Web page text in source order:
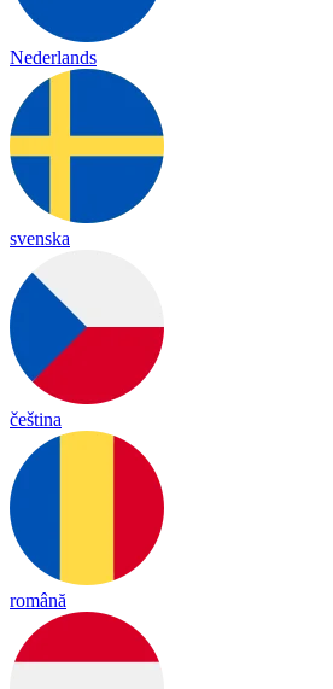
Nederlands
svenska
čeština
română